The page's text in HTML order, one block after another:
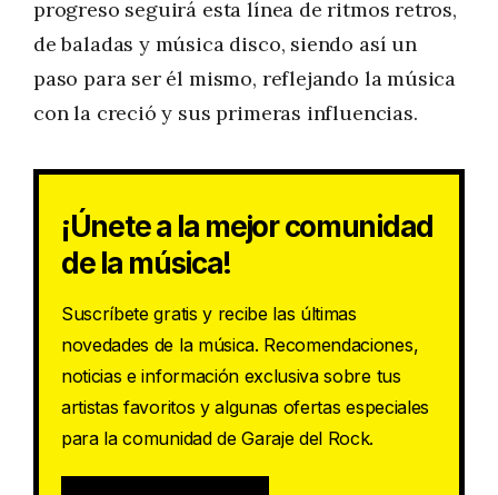
progreso seguirá esta línea de ritmos retros,
de baladas y música disco, siendo así un
paso para ser él mismo, reflejando la música
con la creció y sus primeras influencias.
¡Únete a la mejor comunidad
de la música!
Suscríbete gratis y recibe las últimas
novedades de la música. Recomendaciones,
noticias e información exclusiva sobre tus
artistas favoritos y algunas ofertas especiales
para la comunidad de Garaje del Rock.